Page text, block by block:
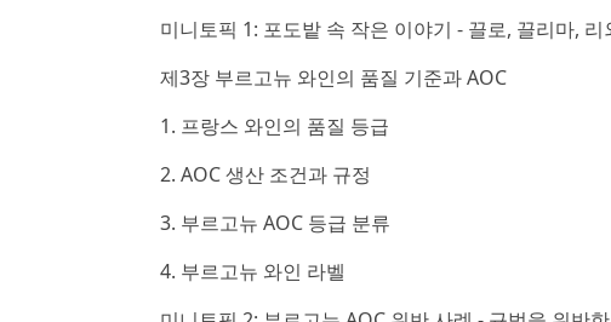
미니토픽 1: 포도밭 속 작은 이야기 - 끌로, 끌리마,
제3장 부르고뉴 와인의 품질 기준과 AOC
1. 프랑스 와인의 품질 등급
2. AOC 생산 조건과 규정
3. 부르고뉴 AOC 등급 분류
4. 부르고뉴 와인 라벨